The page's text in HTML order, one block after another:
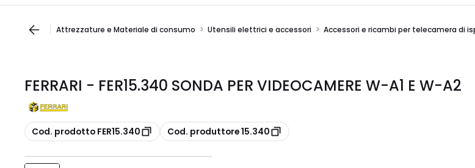
Attrezzature e Materiale di consumo Utensili elettrici e accessori Accessori e ricambi per telecamera di
FERRARI - FER15.340 SONDA PER VIDEOCAMERE W-A1 E W-A2
copia
Cod. prodotto FER15.340 copia
Cod. produttore 15.340